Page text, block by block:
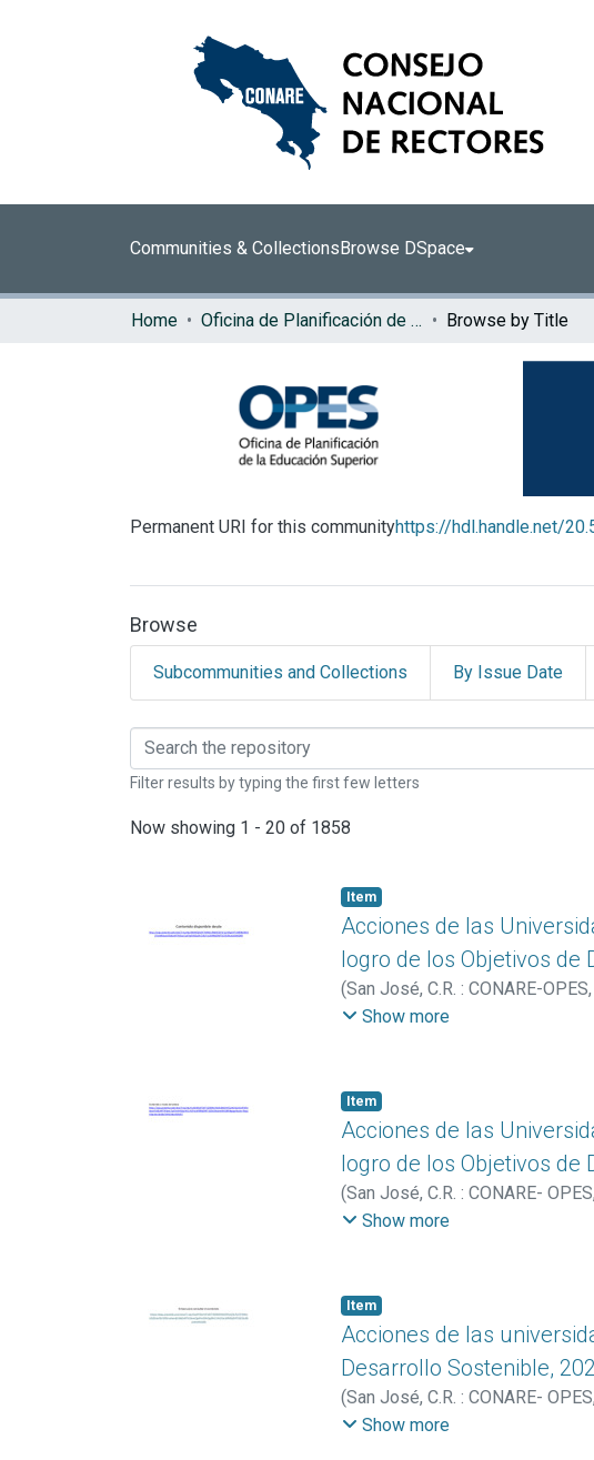
Communities & CollectionsBrowse DSpace
Home Oficina de Planificación de la Educación Superior (OPES) Browse by Title
Permanent URI for this communityhttps://hdl.handle.net/
Browse
Subcommunities and Collections By Issue Date
Browsing Oficina de
Filter results by typing the first few letters
Now showing 1 - 20 of 1858
Item
Acciones de las
logro de los Objetivos de
(San José, C.R. : CONARE-OPES,
Tatiana;Vargas-Jiménez, Dahiana
Show more
Item
Acciones de las
logro de los Objetivos de
(San José, C.R. : CONARE- OPES,
Erick;Mora-Bonilla, Anabelle
Show more
Item
Acciones de las
Desarrollo Sostenible,
(San José, C.R. : CONARE- OPES,
Alejandra;Mejías-Elizondo,
Show more